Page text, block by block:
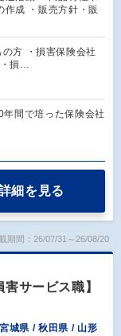
成 ・販売方針・販
方 ・損害保険会社
・損…
間で培った保険会社
細を見る
期間：26/07/31～26/08/20
サービス職】
城県 / 秋田県 / 山形